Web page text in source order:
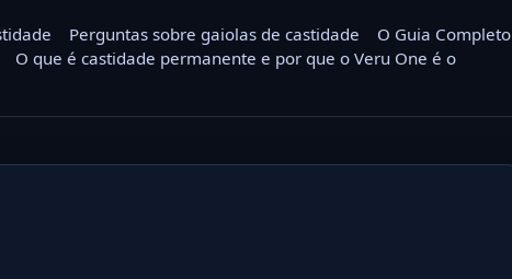
Perguntas sobre gaiolas de castidade
O Guia Completo
O que é castidade permanente e por que o Veru One é o